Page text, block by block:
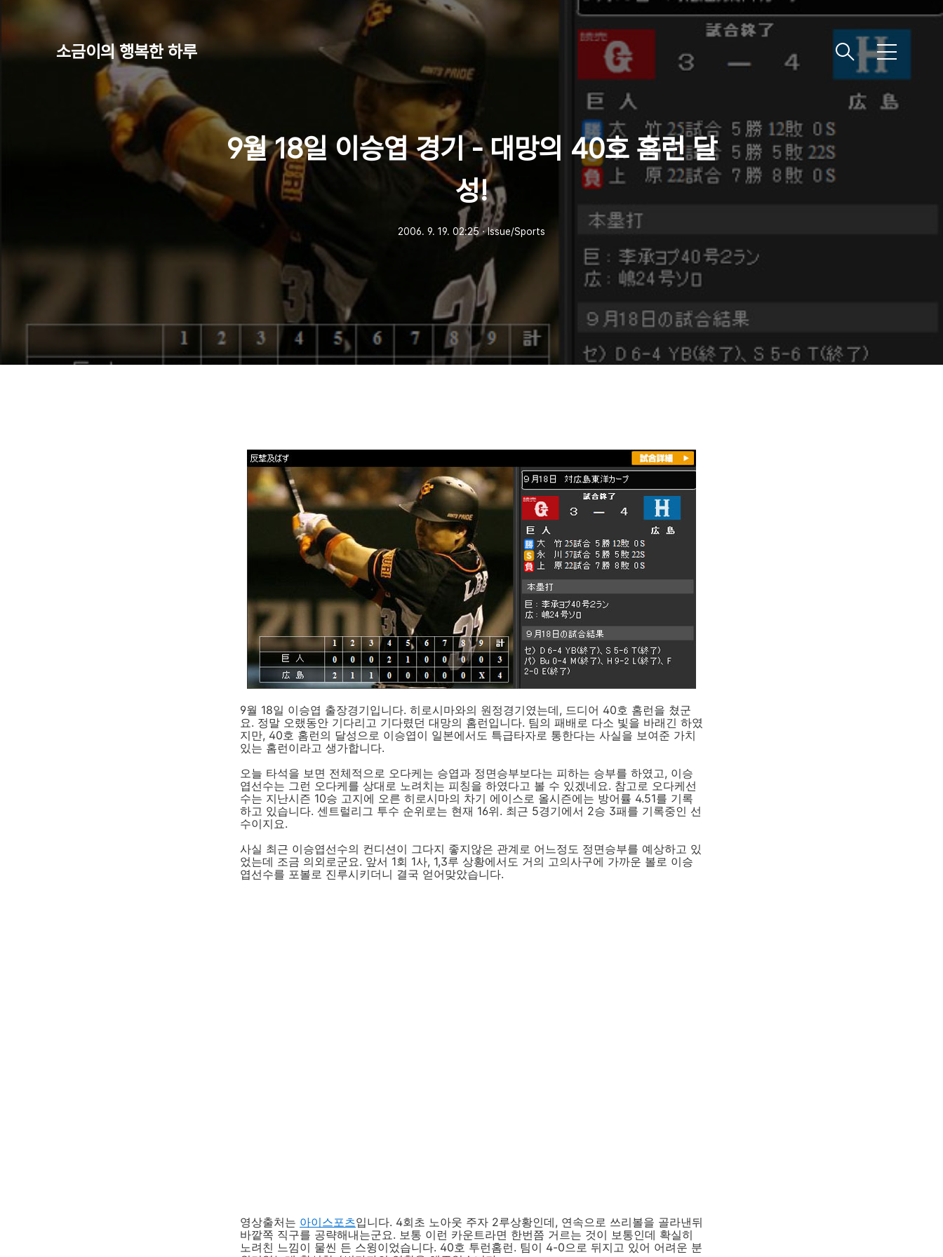
소금이의 행복한 하루
메
뉴
9월 18일 이승엽 경기 - 대망의 40호 홈런 달
성!
2006. 9. 19. 02:25ㆍIssue/Sports
9월 18일 이승엽 출장경기입니다. 히로시마와의 원정경기였는데, 드디어 40호 홈런을 쳤군
요. 정말 오랬동안 기다리고 기다렸던 대망의 홈런입니다. 팀의 패배로 다소 빛을 바래긴 하였
지만, 40호 홈런의 달성으로 이승엽이 일본에서도 특급타자로 통한다는 사실을 보여준 가치
있는 홈런이라고 생가합니다.
오늘 타석을 보면 전체적으로 오다케는 승엽과 정면승부보다는 피하는 승부를 하였고, 이승
엽선수는 그런 오다케를 상대로 노려치는 피칭을 하였다고 볼 수 있겠네요. 참고로 오다케선
수는 지난시즌 10승 고지에 오른 히로시마의 차기 에이스로 올시즌에는 방어률 4.51를 기록
하고 있습니다. 센트럴리그 투수 순위로는 현재 16위. 최근 5경기에서 2승 3패를 기록중인 선
수이지요.
사실 최근 이승엽선수의 컨디션이 그다지 좋지않은 관계로 어느정도 정면승부를 예상하고 있
었는데 조금 의외로군요. 앞서 1회 1사, 1,3루 상황에서도 거의 고의사구에 가까운 볼로 이승
엽선수를 포볼로 진루시키더니 결국 얻어맞았습니다.
영상출처는 아이스포츠입니다. 4회초 노아웃 주자 2루상황인데, 연속으로 쓰리볼을 골라낸뒤
바깥쪽 직구를 공략해내는군요. 보통 이런 카운트라면 한번쯤 거르는 것이 보통인데 확실히
노려친 느낌이 물씬 든 스윙이었습니다. 40호 투런홈런. 팀이 4-0으로 뒤지고 있어 어려운 분